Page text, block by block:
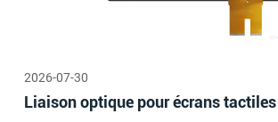
2026-07-30
Liaison optique pour écrans